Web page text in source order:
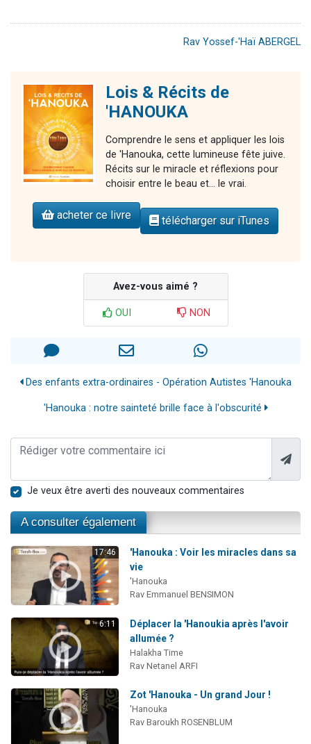
Rav Yossef-'Haï ABERGEL
Lois & Récits de
'HANOUKA
Comprendre le sens et appliquer les lois
de 'Hanouka, cette lumineuse fête juive.
Récits sur le miracle et réflexions pour
choisir entre le beau et... le vrai.
acheter ce livre télécharger sur iTunes
Avez-vous aimé ?
OUI NON
Des enfants extra-ordinaires - Opération Autistes 'Hanouka
'Hanouka : notre sainteté brille face à l'obscurité
Je veux être averti des nouveaux commentaires
A consulter également
17:46
'Hanouka : Voir les miracles dans sa
vie
'Hanouka
Rav Emmanuel BENSIMON
6:11
Déplacer la 'Hanoukia après l'avoir
allumée ?
Halakha Time
Rav Netanel ARFI
Zot 'Hanouka - Un grand Jour !
'Hanouka
Rav Baroukh ROSENBLUM